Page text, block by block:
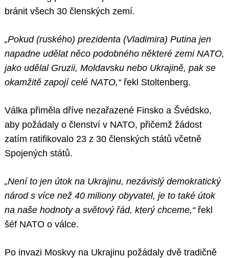
bránit všech 30 členských zemí.
„Pokud (ruského) prezidenta (Vladimira) Putina jen
napadne udělat něco podobného některé zemi NATO,
jako udělal Gruzii, Moldavsku nebo Ukrajině, pak se
okamžitě zapojí celé NATO,“řekl Stoltenberg.
Válka přiměla dříve nezařazené Finsko a Švédsko,
aby požádaly o členství v NATO, přičemž žádost
zatím ratifikovalo 23 z 30 členských států včetně
Spojených států.
„Není to jen útok na Ukrajinu, nezávislý demokratický
národ s více než 40 miliony obyvatel, je to také útok
na naše hodnoty a světový řád, který chceme,“ řekl
šéf NATO o válce.
Po invazi Moskvy na Ukrajinu požádaly dvě tradičně